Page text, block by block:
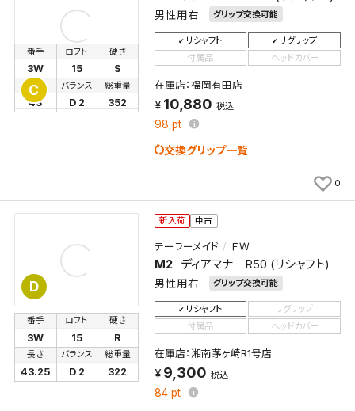
C
男性用右 グリップ交換可能
番手
3W
ロフト
15
硬さ
S
長さ
43
バランス
D 2
総重量
352
リシャフト
リグリップ
付属品
ヘッドカバー
在庫店：福岡有田店
10,880 税込
98 pt
交換グリップ一覧
0
D
新入荷 中古
テーラーメイド ＦＷ
M2 ディアマナ R50 (リシャフト)
男性用右 グリップ交換可能
番手
3W
ロフト
15
硬さ
R
長さ
43.25
バランス
D 2
総重量
322
リシャフト
リグリップ
付属品
ヘッドカバー
在庫店：湘南茅ヶ崎R1号店
9,300 税込
84 pt